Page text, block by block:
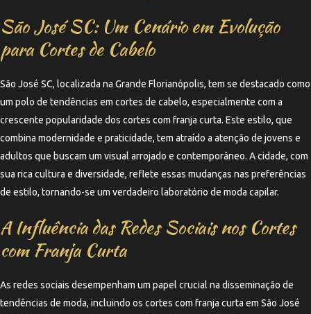
São José SC: Um Cenário em Evolução
para Cortes de Cabelo
São José SC, localizada na Grande Florianópolis, tem se destacado como
um polo de tendências em cortes de cabelo, especialmente com a
crescente popularidade dos cortes com franja curta. Este estilo, que
combina modernidade e praticidade, tem atraído a atenção de jovens e
adultos que buscam um visual arrojado e contemporâneo. A cidade, com
sua rica cultura e diversidade, reflete essas mudanças nas preferências
de estilo, tornando-se um verdadeiro laboratório de moda capilar.
A Influência das Redes Sociais nos Cortes
com Franja Curta
As redes sociais desempenham um papel crucial na disseminação de
tendências de moda, incluindo os cortes com franja curta em São José